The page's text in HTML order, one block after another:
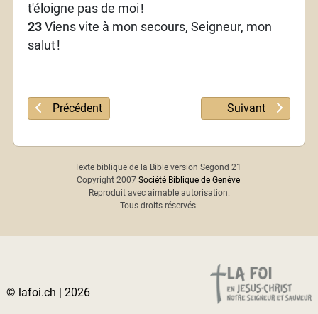
t'éloigne pas de moi !
23Viens vite à mon secours, Seigneur, mon
salut!
Article précédent : Psaume 37
Précédent Article suivant :
Suivant
Texte biblique de la Bible version Segond 21
Copyright 2007 Société Biblique de Genève
Reproduit avec aimable autorisation.
Tous droits réservés.
© lafoi.ch | 2026